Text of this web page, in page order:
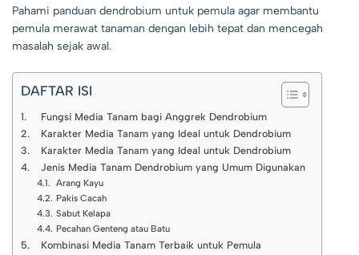
Pahami panduan dendrobium untuk pemula agar membantu
pemula merawat tanaman dengan lebih tepat dan mencegah
masalah sejak awal.
DAFTAR ISI
Fungsi Media Tanam bagi Anggrek Dendrobium
Karakter Media Tanam yang Ideal untuk Dendrobium
Karakter Media Tanam yang Ideal untuk Dendrobium
Jenis Media Tanam Dendrobium yang Umum Digunakan
Arang Kayu
Pakis Cacah
Sabut Kelapa
Pecahan Genteng atau Batu
Kombinasi Media Tanam Terbaik untuk Pemula